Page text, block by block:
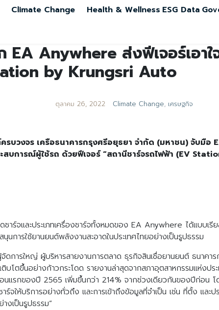
Climate Change Health & Wellness ESG Data
Anywhere ส่งฟีเจอร์เอาใ
by Krungsri Auto
ตุลาคม 26, 2022 Climate Change, เศรษฐกิจ
รบวงจร เครือธนาคารกรุงศรีอยุธยา จำกัด (มหาชน) จับมือ
สบการณ์ผู้ใช้รถ ด้วยฟีเจอร์ “สถานีชาร์จรถไฟฟ้า (EV
ชาร์จและประเภทเครื่องชาร์จทั้งหมดของ EA Anywhere ได้แบบเ
การใช้ยานยนต์พลังงานสะอาดในประเทศไทยอย่างเป็นรูปธรรม
การใหญ่ ผู้บริหารสายงานการตลาด ธุรกิจสินเชื่อยานยนต์ ธนาคา
บโตขึ้นอย่างก้าวกระโดด รายงานล่าสุดจากสภาอุตสาหกรรมแห่งปร
แรกของปี 2565 เพิ่มขึ้นกว่า 214% จากช่วงเดียวกันของปีก่อน
ร์จให้บริการอย่างทั่วถึง และการเข้าถึงข้อมูลที่จำเป็น เช่น ที่ตั้ง และ
งเป็นรูปธรรม”